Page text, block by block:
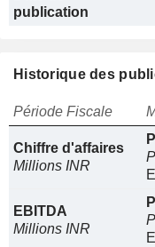
publication
Historique des
Période Fiscale
Chiffre d'affaires
Millions INR
EBITDA
Millions INR